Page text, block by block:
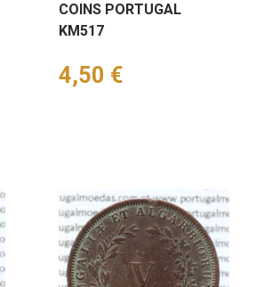
COINS PORTUGAL
KM517
Preço
4,50 €